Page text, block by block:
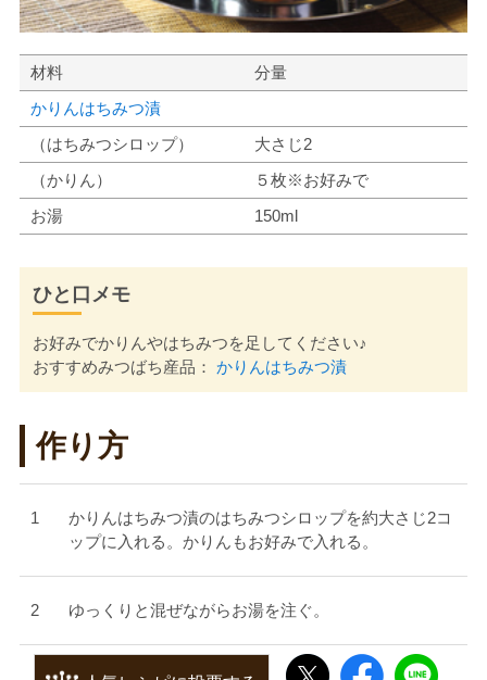
材料
分量
かりんはちみつ漬
（はちみつシロップ）
大さじ2
（かりん）
５枚※お好みで
お湯
150ml
ひと口メモ
お好みでかりんやはちみつを足してください♪
おすすめみつばち産品： かりんはちみつ漬
作り方
かりんはちみつ漬のはちみつシロップを約大さじ2コ
ップに入れる。かりんもお好みで入れる。
ゆっくりと混ぜながらお湯を注ぐ。